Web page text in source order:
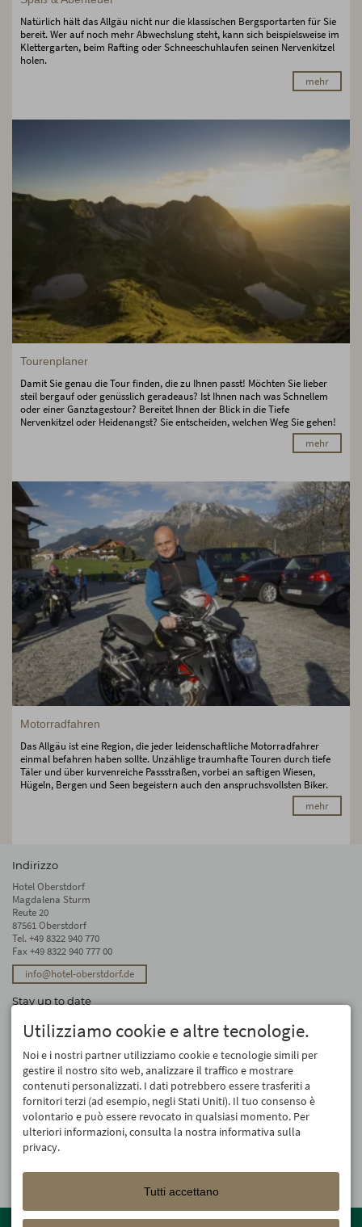
Natürlich hält das Allgäu nicht nur die klassischen Bergsportarten für Sie
bereit. Wer auf noch mehr Abwechslung steht, kann sich beispielsweise im
Klettergarten, beim Rafting oder Schneeschuhlaufen seinen Nervenkitzel
holen.
mehr
Tourenplaner
Damit Sie genau die Tour finden, die zu Ihnen passt! Möchten Sie lieber
steil bergauf oder genüsslich geradeaus? Ist Ihnen nach was Schnellem
oder einer Ganztagestour? Bereitet Ihnen der Blick in die Tiefe
Nervenkitzel oder Heidenangst? Sie entscheiden, welchen Weg Sie gehen!
mehr
Motorradfahren
Das Allgäu ist eine Region, die jeder leidenschaftliche Motorradfahrer
einmal befahren haben sollte. Unzählige traumhafte Touren durch tiefe
Täler und über kurvenreiche Passstraßen, vorbei an saftigen Wiesen,
Hügeln, Bergen und Seen begeistern auch den anspruchsvollsten Biker.
mehr
Indirizzo
Hotel Oberstdorf
Magdalena Sturm
Reute 20
87561 Oberstdorf
Tel. +49 8322 940 770
Fax +49 8322 940 777 00
info@hotel-oberstdorf.de
Stay up to date
We will not forward your email address. And we don’t like spam, either. We
promise! You can unsubscribe at any time.
Registro
Member of the Oberstdorf Resort family – the most beautiful
Utilizziamo cookie e altre tecnologie.
Noi e i nostri partner utilizziamo cookie e tecnologie simili per
gestire il nostro sito web, analizzare il traffico e mostrare
contenuti personalizzati. I dati potrebbero essere trasferiti a
fornitori terzi (ad esempio, negli Stati Uniti). Il tuo consenso è
volontario e può essere revocato in qualsiasi momento. Per
ulteriori informazioni, consulta la nostra informativa sulla
privacy.
Tutti accettano